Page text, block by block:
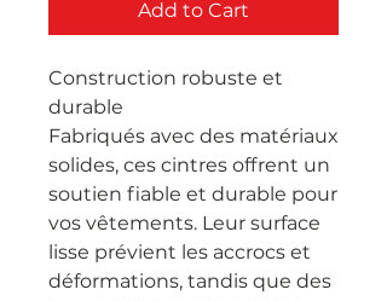
Add to Cart
Construction robuste et
durable
Fabriqués avec des matériaux
solides, ces cintres offrent un
soutien fiable et durable pour
vos vêtements. Leur surface
lisse prévient les accrocs et
déformations, tandis que des